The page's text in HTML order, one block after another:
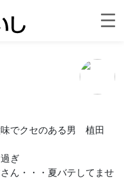
でクセのある男 植田
ぎ
ん・・・夏バテしてませ